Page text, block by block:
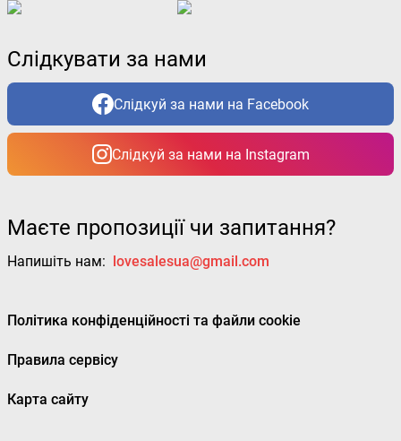
Слідкувати за нами
Слідкуй за нами на Facebook
Слідкуй за нами на Instagram
Маєте пропозиції чи запитання?
Напишіть нам: lovesalesua@gmail.com
Політика конфіденційності та файли cookie
Правила сервісу
Карта сайту